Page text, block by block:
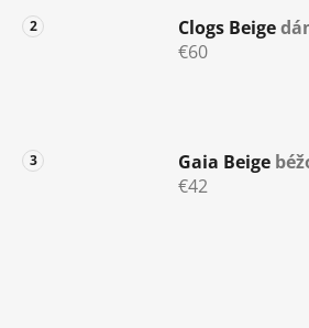
Clogs Beige
€60
Gaia Beige
€42